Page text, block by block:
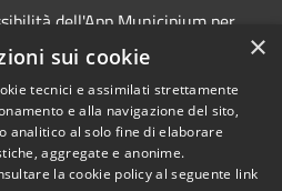
dell'App Municipium per
Copyright © 2026 • Città di
Sabbioneta • Powered by
×
sui cookie
tecnici e assimilati strettamente
e alla navigazione del sito,
analitico al solo fine di elaborare
aggregate e anonime.
la cookie policy al seguente link